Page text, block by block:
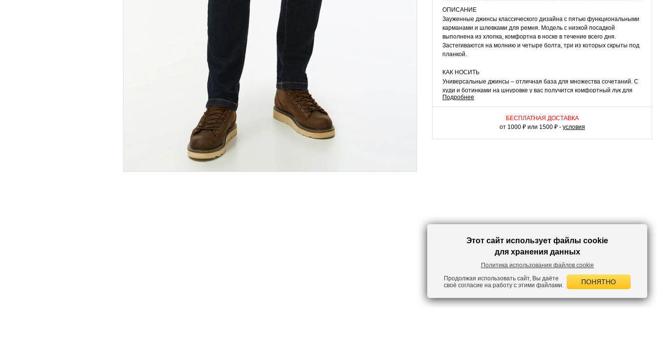
ОПИСАНИЕ
Зауженные джинсы классического дизайна с пятью функциональными
карманами и шлевками для ремня. Модель с низкой посадкой
выполнена из хлопка, комфортна в носке в течение всего дня.
Застегиваются на молнию и четыре болта, три из которых скрыты под
планкой.
КАК НОСИТЬ
Универсальные джинсы – отличная база для множества сочетаний. С
худи и ботинками на шнуровке у вас получится комфортный лук для
встреч с друзьями, прогулок или поездки за город. Тандем с клетчатой
рубашкой навыпуск или вязаным джемпером подойдет для учебы или
похода в кино. Удобные джинсы слим – необходимая вещь в мужском
Подробнее
БЕСПЛАТНАЯ ДОСТАВКА
от 1000 ₽ или 1500 ₽ - условия
Этот сайт использует файлы cookie
для хранения данных
Политика использования файлов cookie
Продолжая использовать сайт, Вы даёте
своё согласие на работу с этими файлами.
ПОНЯТНО